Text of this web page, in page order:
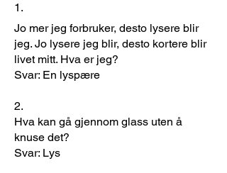
1.
Jo mer jeg forbruker, desto lysere blir
jeg. Jo lysere jeg blir, desto kortere blir
livet mitt. Hva er jeg?
Svar: En lyspære
​2.
Hva kan gå gjennom glass uten å
knuse det?
Svar: Lys